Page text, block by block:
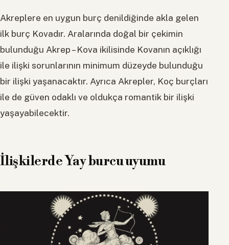
Akreplere en uygun burç denildiğinde akla gelen
ilk burç Kovadır. Aralarında doğal bir çekimin
bulunduğu Akrep – Kova ikilisinde Kovanın açıklığı
ile ilişki sorunlarının minimum düzeyde bulunduğu
bir ilişki yaşanacaktır. Ayrıca Akrepler, Koç burçları
ile de güven odaklı ve oldukça romantik bir ilişki
yaşayabilecektir.
İlişkilerde Yay burcu uyumu